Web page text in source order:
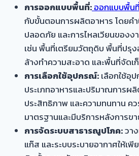
การออกแบบพื้นที่:ออกแบบพื้น
กับขั้นตอนการผลิตอาหาร โดยค
ปลอดภัย และการไหลเวียนของ
เช่น พื้นที่เตรียมวัตถุดิบ พื้นที่ปรุ
ล้างทำความสะอาด และพื้นที่จัดเ
การเลือกใช้อุปกรณ์:เลือกใช้อุ
ประเภทอาหารและปริมาณการ
ประสิทธิภาพ และความทนทาน ค
มาตรฐานและมีบริการหลังการข
การจัดระบบสาธารณูปโภค:วา
แก๊ส และระบบระบายอากาศให้เ